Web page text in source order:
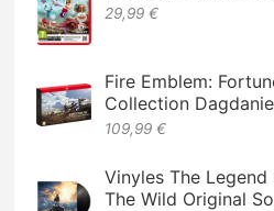
29,99 €
Fire Emblem:
Collection
109,99 €
Vinyles The
The Wild Original